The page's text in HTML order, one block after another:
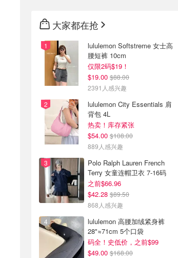
大家都在抢
lululemon Softstreme 女士高
腰短裤 10cm
仅限2码$19！
$19.00 $88.00
2391人感兴趣
lululemon City Essentials 肩
背包 4L
热卖！库存紧张
$54.00 $108.00
889人感兴趣
Polo Ralph Lauren French
Terry 女童连帽卫衣 7-16码
之前$66.96
$42.28 $89.50
868人感兴趣
lululemon 高腰加绒紧身裤
28"≈71cm 5个口袋
码全！史低价，之前$99
$49.00 $168.00